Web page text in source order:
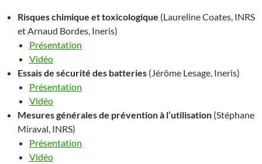
Risques chimique et toxicologique (Laureline Coates, INRS
et Arnaud Bordes, Ineris)
Présentation
Vidéo
Essais de sécurité des batteries (Jérôme Lesage, Ineris)
Présentation
Vidéo
Mesures générales de prévention à l’utilisation (Stéphane
Miraval, INRS)
Présentation
Vidéo